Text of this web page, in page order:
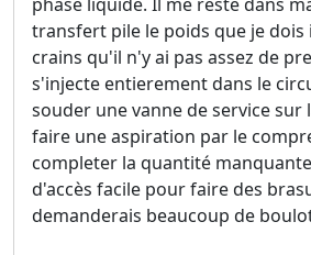
transfert pile le poids que je dois
crains qu'il n'y ai pas assez de
s'injecte entierement dans le
souder une vanne de service sur
faire une aspiration par le
completer la quantité
d'accès facile pour faire des
demanderais beaucoup de